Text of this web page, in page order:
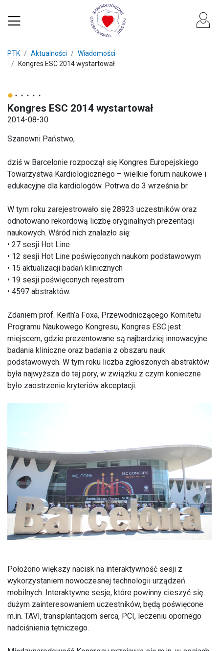
PTK Aktualności
Wiadomości
Kongres ESC 2014 wystartował
Kongres ESC 2014 wystartował
2014-08-30
Szanowni Państwo,
dziś w Barcelonie rozpoczął się Kongres Europejskiego
Towarzystwa Kardiologicznego – wielkie forum naukowe i
edukacyjne dla kardiologów. Potrwa do 3 września br.
W tym roku zarejestrowało się 28923 uczestników oraz
odnotowano rekordową liczbę oryginalnych prezentacji
naukowych. Wśród nich znalazło się:
• 27 sesji Hot Line
• 12 sesji Hot Line poświęconych naukom podstawowym
• 15 aktualizacji badań klinicznych
• 19 sesji poświęconych rejestrom
• 4597 abstraktów.
Zdaniem prof. Keith’a Foxa, Przewodniczącego Komitetu
Programu Naukowego Kongresu, Kongres ESC jest
miejscem, gdzie prezentowane są najbardziej innowacyjne
badania kliniczne oraz badania z obszaru nauk
podstawowych. W tym roku liczba zgłoszonych abstraktów
była najwyższa do tej pory, w związku z czym konieczne
było zaostrzenie kryteriów akceptacji.
Położono większy nacisk na interaktywność sesji z
wykorzystaniem nowoczesnej technologii urządzeń
mobilnych. Interaktywne sesje, które powinny cieszyć się
dużym zainteresowaniem uczestników, będą poświęcone
m.in. TAVI, transplantacjom serca, PCI, leczeniu opornego
nadciśnienia tętniczego.